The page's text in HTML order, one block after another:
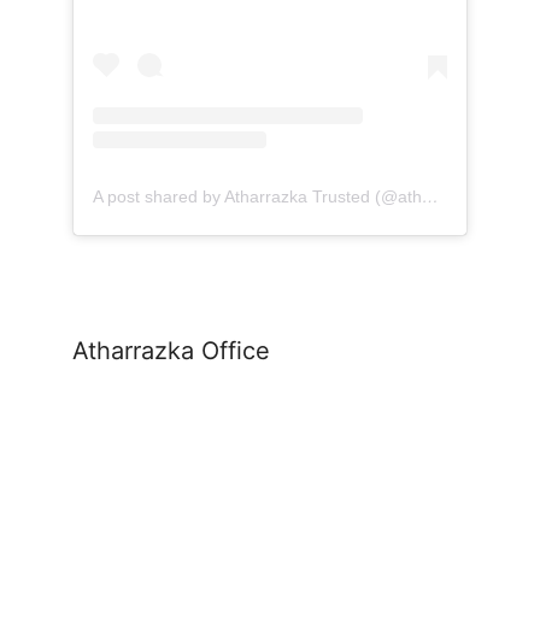
A post shared by Atharrazka Trusted (@atharrazka.agency)
Atharrazka Office